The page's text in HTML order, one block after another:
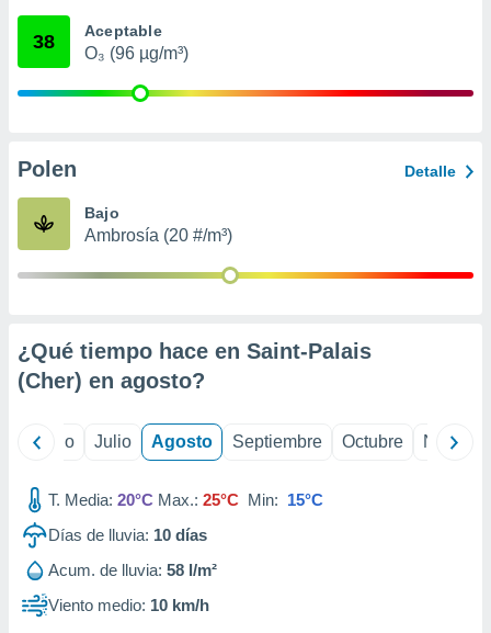
mediante
publicidad
de
38 Aceptable
O₃ (96 µg/m³)
Polen Detalle
Bajo
Ambrosía (20 #/m³)
¿Qué tiempo hace en Saint-Palais
(Cher) en agosto?
Junio Julio Agosto Septiembre Octubre
T. Media: 20°C Max.: 25°C Min: 15°C
Días de lluvia: 10 días
Acum. de lluvia: 58 l/m²
Viento medio: 10 km/h